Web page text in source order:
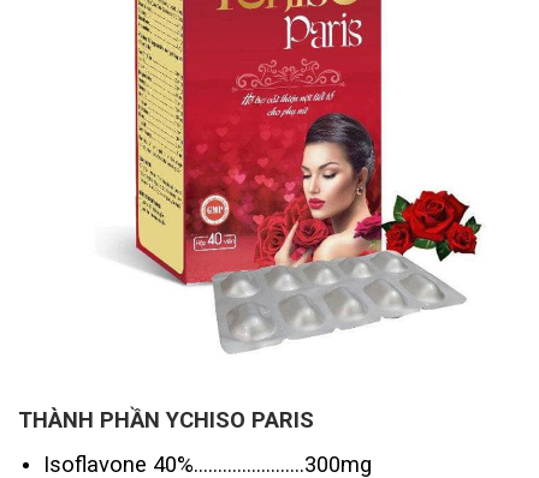
THÀNH PHẦN YCHISO PARIS
Isoflavone 40%…………………..300mg